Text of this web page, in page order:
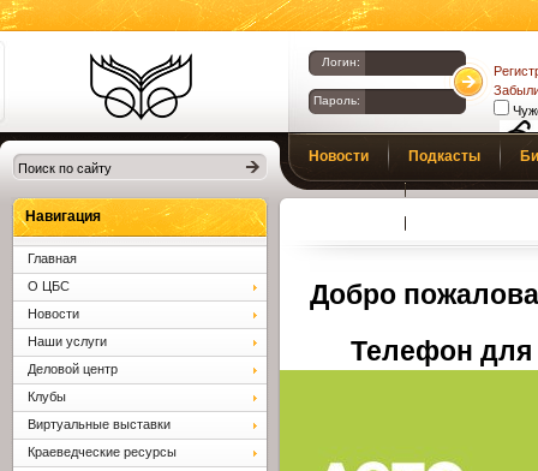
Библиотеки
Клина. Клинская
ЦБС.
Логин:
Пароль:
Новости Подкасты
Добро
Телефон для
Навигация
Главная
О ЦБС
Новости
Наши услуги
Деловой центр
Клубы
Виртуальные выставки
Краеведческие ресурсы